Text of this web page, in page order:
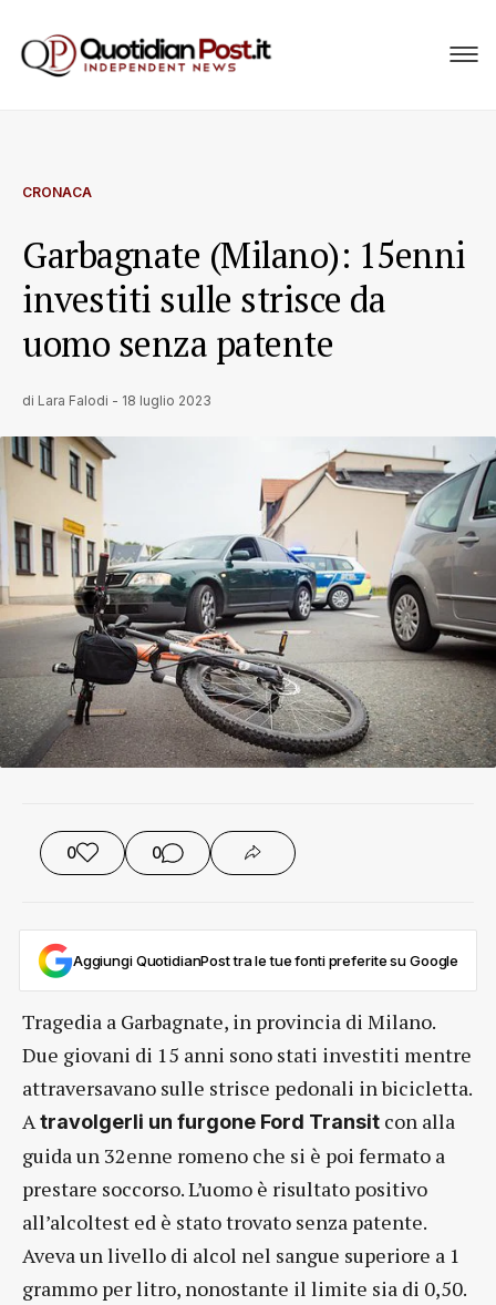
CRONACA
Garbagnate (Milano): 15enni
investiti sulle strisce da
uomo senza patente
di Lara Falodi - 18 luglio 2023
0 0
Aggiungi QuotidianPost tra le tue fonti preferite su Google
Tragedia a Garbagnate, in provincia di Milano.
Due giovani di 15 anni sono stati investiti mentre
attraversavano sulle strisce pedonali in bicicletta.
A travolgerli un furgone Ford Transit con alla
guida un 32enne romeno che si è poi fermato a
prestare soccorso. L’uomo è risultato positivo
all’alcoltest ed è stato trovato senza patente.
Aveva un livello di alcol nel sangue superiore a 1
grammo per litro, nonostante il limite sia di 0,50.